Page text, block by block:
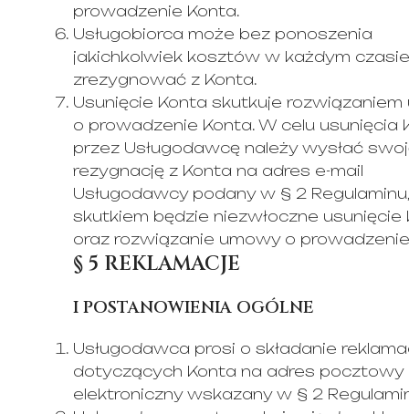
prowadzenie Konta.
Usługobiorca może bez ponoszenia
jakichkolwiek kosztów w każdym czasie
zrezygnować z Konta.
Usunięcie Konta skutkuje rozwiązaniem
o prowadzenie Konta. W celu usunięcia
przez Usługodawcę należy wysłać
rezygnację z Konta na adres e-mail
Usługodawcy podany w § 2
skutkiem będzie niezwłoczne usunięcie
oraz rozwiązanie umowy o
§ 5 REKLAMACJE
I POSTANOWIENIA OGÓLNE
Usługodawca prosi o składanie
dotyczących Konta na adres pocztowy
elektroniczny wskazany w § 2